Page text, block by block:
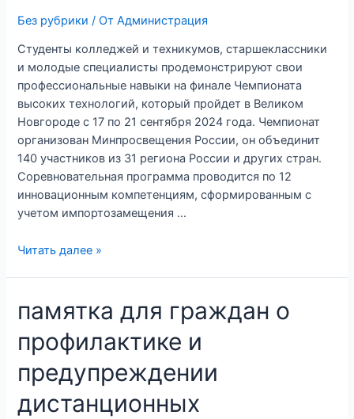
Без рубрики / От Администрация
Студенты колледжей и техникумов, старшеклассники
и молодые специалисты продемонстрируют свои
профессиональные навыки на финале Чемпионата
высоких технологий, который пройдет в Великом
Новгороде с 17 по 21 сентября 2024 года. Чемпионат
организован Минпросвещения России, он объединит
140 участников из 31 региона России и других стран.
Соревновательная программа проводится по 12
инновационным компетенциям, сформированным с
учетом импортозамещения …
Читать далее »
памятка для граждан о
профилактике и
предупреждении
дистанционных